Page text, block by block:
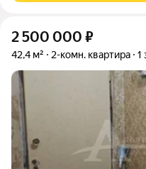
2 500 000 ₽
42,4 м² 2-комн. квартира 1